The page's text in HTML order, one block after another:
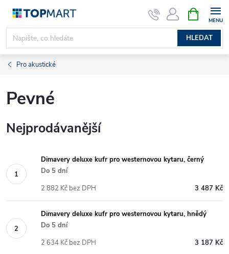
Přejít
obsah
HLEDAT
NÁKUPNÍ
KOŠÍK
Pro akustické
Pevné
Nejprodávanější
Dimavery deluxe kufr pro westernovou kytaru, černý
Do 5 dní
3 487 Kč
2 882 Kč bez DPH
Dimavery deluxe kufr pro westernovou kytaru, hnědý
Do 5 dní
3 187 Kč
2 634 Kč bez DPH